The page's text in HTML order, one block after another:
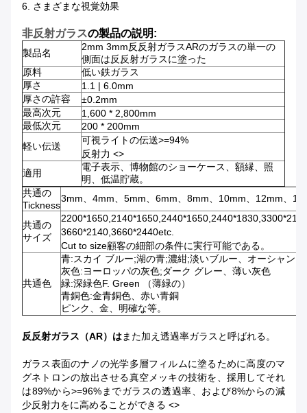
6. さまざまな視覚効果
非反射ガラスの製品の説明:
製品名
2mm 3mm反反射ガラスARのガラスの単一の
側面は反反射ガラスに塗った
原料
低い鉄ガラス
厚さ
1.1 | 6.0mm
厚さの許容
±0.2mm
最高次元
1,600 * 2,800mm
最低次元
200 * 200mm
軽い伝送
可視ライトの伝送>=94%
反射力 <>
適用
電子表示、博物館のショーケース、額縁、照
明、低温貯蔵。
共通の
Tickness
3mm、4mm、5mm、6mm、8mm、10mm、12mm、
共通の
サイズ
3660*2140,3660*2440etc.
Cut to size顧客の細部の条件に実行可能である。
共通色
青:スカイ ブルー;湖の青;濃紺;淡いブルー、オーシャン
灰色:ヨーロッパの灰色;ダーク グレー、薄い灰色
緑:深緑色F. Green （薄緑の）
青銅色:金青銅色、赤い青銅
ピンク、金、明確な等。
反反射ガラス（AR）はまた加え透過率ガラスと呼ばれる。
ガラス表面のナノの光学多層フィルムに塗るために高度のマ
グネトロンの放出させる真空メッキの技術を、採用してそれ
は89%から>=96%までガラスの透過率、および8%からの減
少反射力をに高めることができる <>